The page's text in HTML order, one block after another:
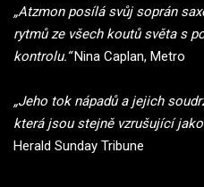
„Atzmon posílá svůj soprán
rytmů ze všech koutů světa s
kontrolu.“Nina Caplan, Metro
„Jeho tok nápadů a jejich
která jsou stejně vzrušující
Herald Sunday Tribune